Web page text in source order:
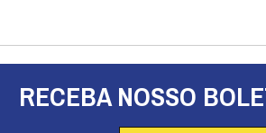
RECEBA NOSSO